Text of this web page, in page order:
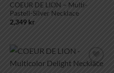
COEUR DE LION – Multi-
Pastell-Silver Necklace
2,349 kr